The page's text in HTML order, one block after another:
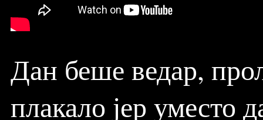
Дан беше ведар,
плакало јер уместо